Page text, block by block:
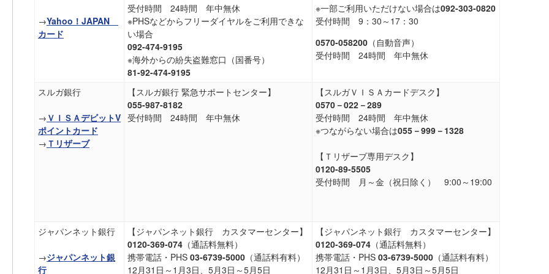
→Yahoo！JAPAN
カード
受付時間 24時間 年中無休
※PHSなどからフリーダイヤルをご利用できな
い場合
092-474-9195
※海外からの紛失盗難窓口（国番号）
81-92-474-9195
※一部ご利用いただけない場合は092-303-0820
受付時間 9：30～17：30
0570-058200 （自動音声）
受付時間 24時間 年中無休
スルガ銀行
→ ＶＩＳＡデビットV
ポイントカード
→ Ｔリザーブ
【スルガ銀行 緊急サポートセンター】
055-987-8182
受付時間 24時間 年中無休
【スルガＶＩＳＡカードデスク】
0570－022－289
受付時間 24時間 年中無休
※つながらない場合は055－999－1328
【Ｔリザーブ専用デスク】
0120-89-5505
受付時間 月～金（祝日除く） 9:00～19:00
ジャパンネット銀行
→ジャパンネット銀
行
【ジャパンネット銀行 カスタマーセンター】
0120-369-074 （通話料無料）
携帯電話・PHS 03-6739-5000 （通話料有料）
12月31日～1月3日、5月3日～5月5日
【ジャパンネット銀行 カスタマーセンター】
0120-369-074 （通話料無料）
携帯電話・PHS 03-6739-5000 （通話料有料）
12月31日～1月3日、5月3日～5月5日